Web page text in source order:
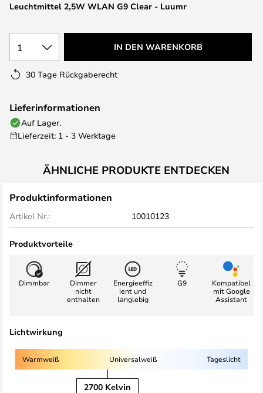
Leuchtmittel 2,5W WLAN G9 Clear - Luumr
1 IN DEN WARENKORB
30 Tage Rückgaberecht
Lieferinformationen
Auf Lager.
Lieferzeit: 1 - 3 Werktage
ÄHNLICHE PRODUKTE ENTDECKEN
Produktinformationen
Artikel Nr.: 10010123
Produktvorteile
Dimmbar
Dimmer
nicht
enthalten
Energieeffiz
ient und
langlebig
G9
Kompatibel
mit Google
Assistant
Lichtwirkung
Warmweiß Universalweiß Tageslicht
2700 Kelvin